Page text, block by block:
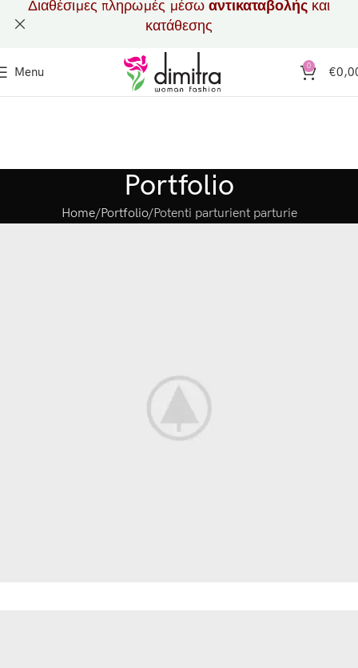
Menu 0 €
Portfolio
Home Portfolio Potenti parturient parturie
Διαθέσιμες πληρωμές μέσω αντικαταβολής και
κατάθεσης